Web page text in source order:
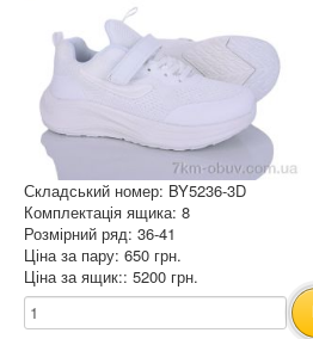
Складський номер: BY5236-3D
Комплектація ящика: 8
Розмірний ряд: 36-41
Ціна за пару: 650 грн.
Ціна за ящик:: 5200 грн.